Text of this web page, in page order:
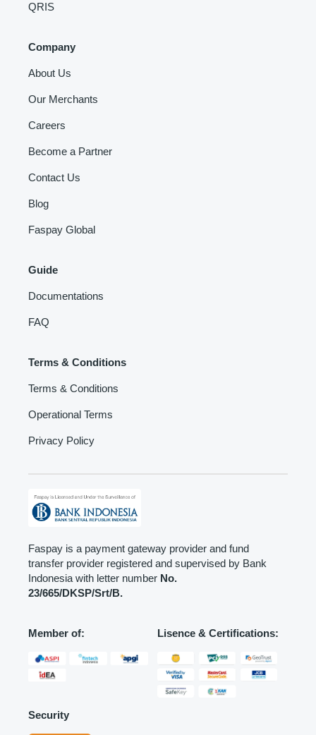
QRIS
Company
About Us
Our Merchants
Careers
Become a Partner
Contact Us
Blog
Faspay Global
Guide
Documentations
FAQ
Terms & Conditions
Terms & Conditions
Operational Terms
Privacy Policy
Faspay is a payment gateway provider and fund
transfer provider registered and supervised by Bank
Indonesia with letter number No.
23/665/DKSP/Srt/B.
Member of: Lisence & Certifications:
Security